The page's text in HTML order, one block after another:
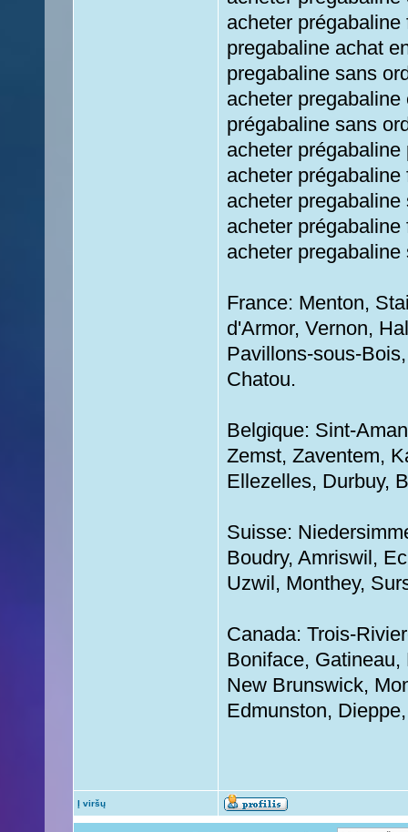
acheter
pregabaline achat
pregabaline sans
acheter
prégabaline sans
acheter
acheter
acheter
acheter
acheter
France: Menton,
d'Armor, Vernon,
Pavillons-sous-
Chatou.
Belgique: Sint-
Zemst, Zaventem,
Ellezelles, Durbuy,
Suisse:
Boudry, Amriswil,
Uzwil, Monthey,
Canada: Trois-
Boniface,
New Brunswick,
Edmunston,
Į viršų